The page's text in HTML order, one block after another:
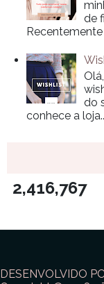
de
Recentemente
do
conhece a
2,416,767
DESENVOLVIDO